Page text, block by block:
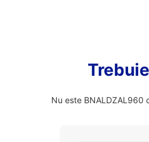
Nu este BNALDZAL960